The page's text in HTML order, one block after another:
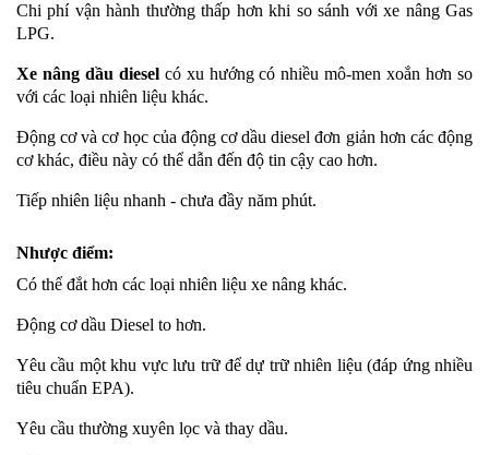
Chi phí vận hành thường thấp hơn khi so sánh với xe nâng Gas
LPG.
Xe nâng dầu dieselcó xu hướng có nhiều mô-men xoắn hơn so
với các loại nhiên liệu khác.
Động cơ và cơ học của động cơ dầu diesel đơn giản hơn các động
cơ khác, điều này có thể dẫn đến độ tin cậy cao hơn.
Tiếp nhiên liệu nhanh - chưa đầy năm phút.
Nhược điểm:
Có thể đắt hơn các loại nhiên liệu xe nâng khác.
Động cơ dầu Diesel to hơn.
Yêu cầu một khu vực lưu trữ để dự trữ nhiên liệu (đáp ứng nhiều
tiêu chuẩn EPA).
Yêu cầu thường xuyên lọc và thay dầu.